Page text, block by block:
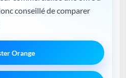
Orange